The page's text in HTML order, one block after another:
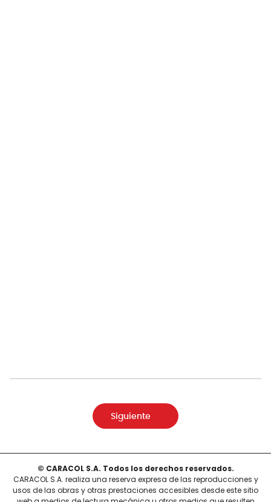
Siguiente
© CARACOL S.A. Todos los derechos reservados.
CARACOL S.A. realiza una reserva expresa de las reproducciones y
usos de las obras y otras prestaciones accesibles desde este sitio